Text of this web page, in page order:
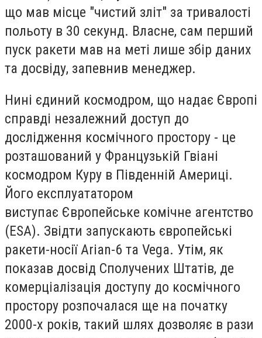
що мав місце "чистий зліт" за тривалості
польоту в 30 секунд. Власне, сам перший
пуск ракети мав на меті лише збір даних
та досвіду, запевнив менеджер.
Нині єдиний космодром, що надає Європі
справді незалежний доступ до
дослідження космічного простору - це
розташований у Французькій Гвіані
космодром Куру в Південній Америці.
Його експлуататором
виступає Європейське комічне агентство
(ESA). Звідти запускають європейські
ракети-носії Arian-6 та Vega. Утім, як
показав досвід Сполучених Штатів, де
комерціалізація доступу до космічного
простору розпочалася ще на початку
2000-х років, такий шлях дозволяє в рази